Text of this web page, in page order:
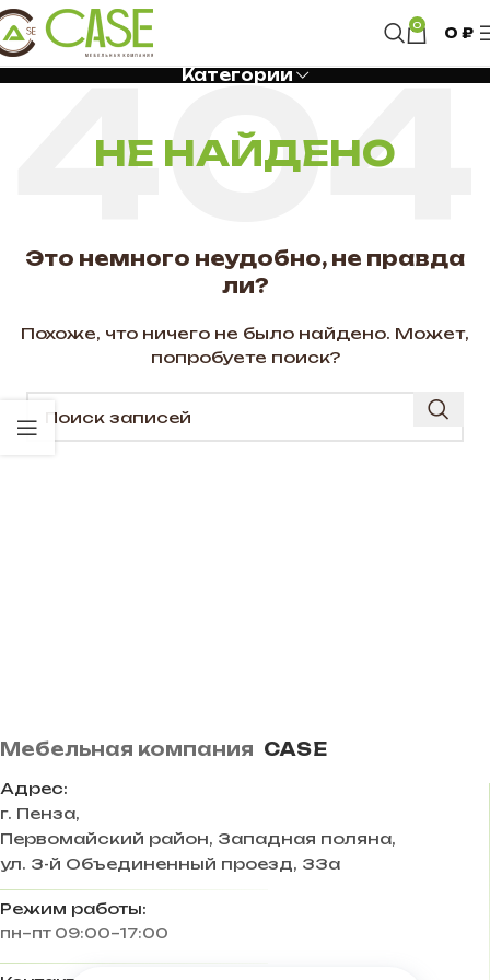
0 0 ₽
Категории
НЕ НАЙДЕНО
Это немного неудобно, не правда
ли?
Похоже, что ничего не было найдено. Может,
попробуете поиск?
Мебельная компания CASE
Адрес:
г. Пенза,
Первомайский район, Западная поляна,
ул. 3-й Объединенный проезд, 33а
Режим работы:
пн–пт 09:00–17:00